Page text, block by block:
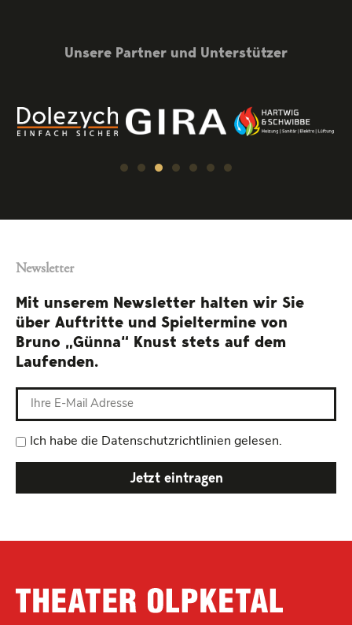
Unsere Partner und Unterstützer
Newsletter
Mit unserem Newsletter halten wir Sie
über Auftritte und Spieltermine von
Bruno „Günna“ Knust stets auf dem
Laufenden.
Ich habe die Datenschutzrichtlinien gelesen.
Jetzt eintragen